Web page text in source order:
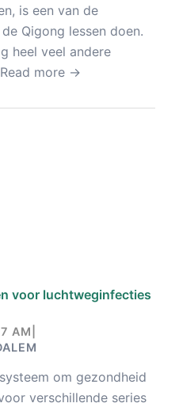
is een van de
Qigong lessen doen.
heel veel andere
Read more →
voor luchtweginfecties
AM
om gezondheid
verschillende series